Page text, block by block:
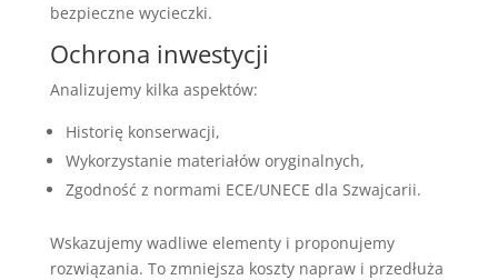
bezpieczne wycieczki.
Ochrona inwestycji
Analizujemy kilka aspektów:
Historię konserwacji,
Wykorzystanie materiałów oryginalnych,
Zgodność z normami ECE/UNECE dla Szwajcarii.
Wskazujemy wadliwe elementy i proponujemy
rozwiązania. To zmniejsza koszty napraw i przedłuża